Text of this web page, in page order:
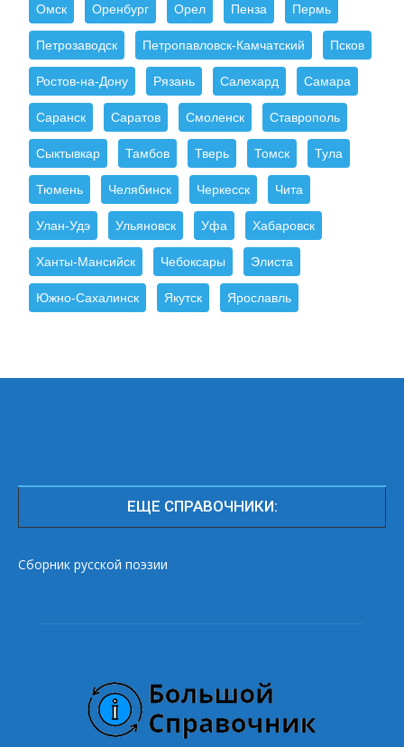
Омск Оренбург Орел Пенза Пермь
Петрозаводск Петропавловск-Камчатский Псков
Ростов-на-Дону Рязань Салехард Самара
Саранск Саратов Смоленск Ставрополь
Сыктывкар Тамбов Тверь Томск Тула
Тюмень Челябинск Черкесск Чита
Улан-Удэ Ульяновск Уфа Хабаровск
Ханты-Мансийск Чебоксары Элиста
Южно-Сахалинск Якутск Ярославль
ЕЩЕ СПРАВОЧНИКИ:
Сборник русской поэзии